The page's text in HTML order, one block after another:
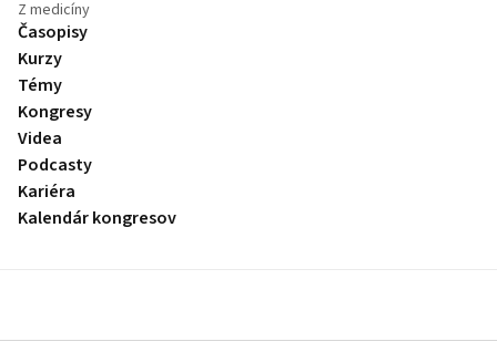
Z medicíny
Časopisy
Kurzy
Témy
Kongresy
Videa
Podcasty
Kariéra
Kalendár kongresov